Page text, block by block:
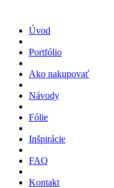
Úvod
Portfólio
Ako nakupovať
Návody
Fólie
Inšpirácie
FAQ
Kontakt